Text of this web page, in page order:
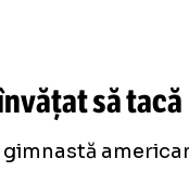
să tacă